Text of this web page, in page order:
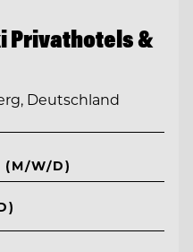
Privathotels &
Deutschland
(M/W/D)